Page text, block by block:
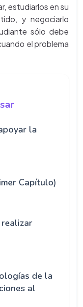
estudiarlos en su
y negociarlo
sólo debe
el problema
la
Capítulo)
de la
al